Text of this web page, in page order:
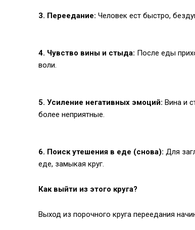
3. Переедание: Человек ест быстро,
4. Чувство вины и стыда: После еды
воли.
5. Усиление негативных эмоций: Вина и
более неприятные.
6. Поиск утешения в еде (снова): Для
еде, замыкая круг.
Как выйти из этого круга?
Выход из порочного круга переедания